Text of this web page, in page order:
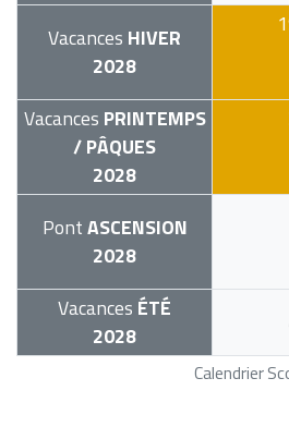
Calendrier
Vacances HIVER
2028
Vacances PRINTEMPS
/ PÂQUES
2028
PontASCENSION
2028
Vacances ÉTÉ
2028